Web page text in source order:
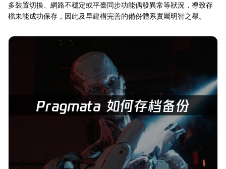
多裝置切換、網路不穩定或平臺同步功能偶發異常等狀況，導致存
檔未能成功保存，因此及早建構完善的備份體系實屬明智之舉。